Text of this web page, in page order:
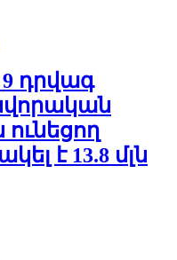
դրվագ
ունեցող
է 13.8 մլն